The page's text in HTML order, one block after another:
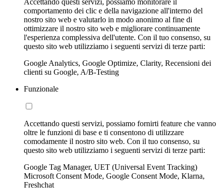
comportamento dei clic e della navigazione all'interno del
nostro sito web e valutarlo in modo anonimo al fine di
ottimizzare il nostro sito web e migliorare continuamente
l'esperienza complessiva dell'utente. Con il tuo consenso, su
questo sito web utilizziamo i seguenti servizi di terze parti:
Google Analytics, Google Optimize, Clarity, Recensioni dei
clienti su Google, A/B-Testing
Funzionale
Accettando questi servizi, possiamo fornirti feature che vanno
oltre le funzioni di base e ti consentono di utilizzare
comodamente il nostro sito web. Con il tuo consenso, su
questo sito web utilizziamo i seguenti servizi di terze parti:
Google Tag Manager, UET (Universal Event Tracking)
Microsoft Consent Mode, Google Consent Mode, Klarna,
Freshchat